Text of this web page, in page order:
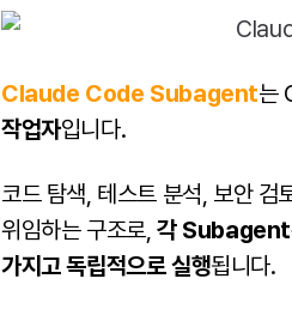
Claude Code Subagent는
작업자입니다.
코드 탐색, 테스트 분석, 보안 검
위임하는 구조로, 각 Subagent
가지고 독립적으로 실행됩니다.